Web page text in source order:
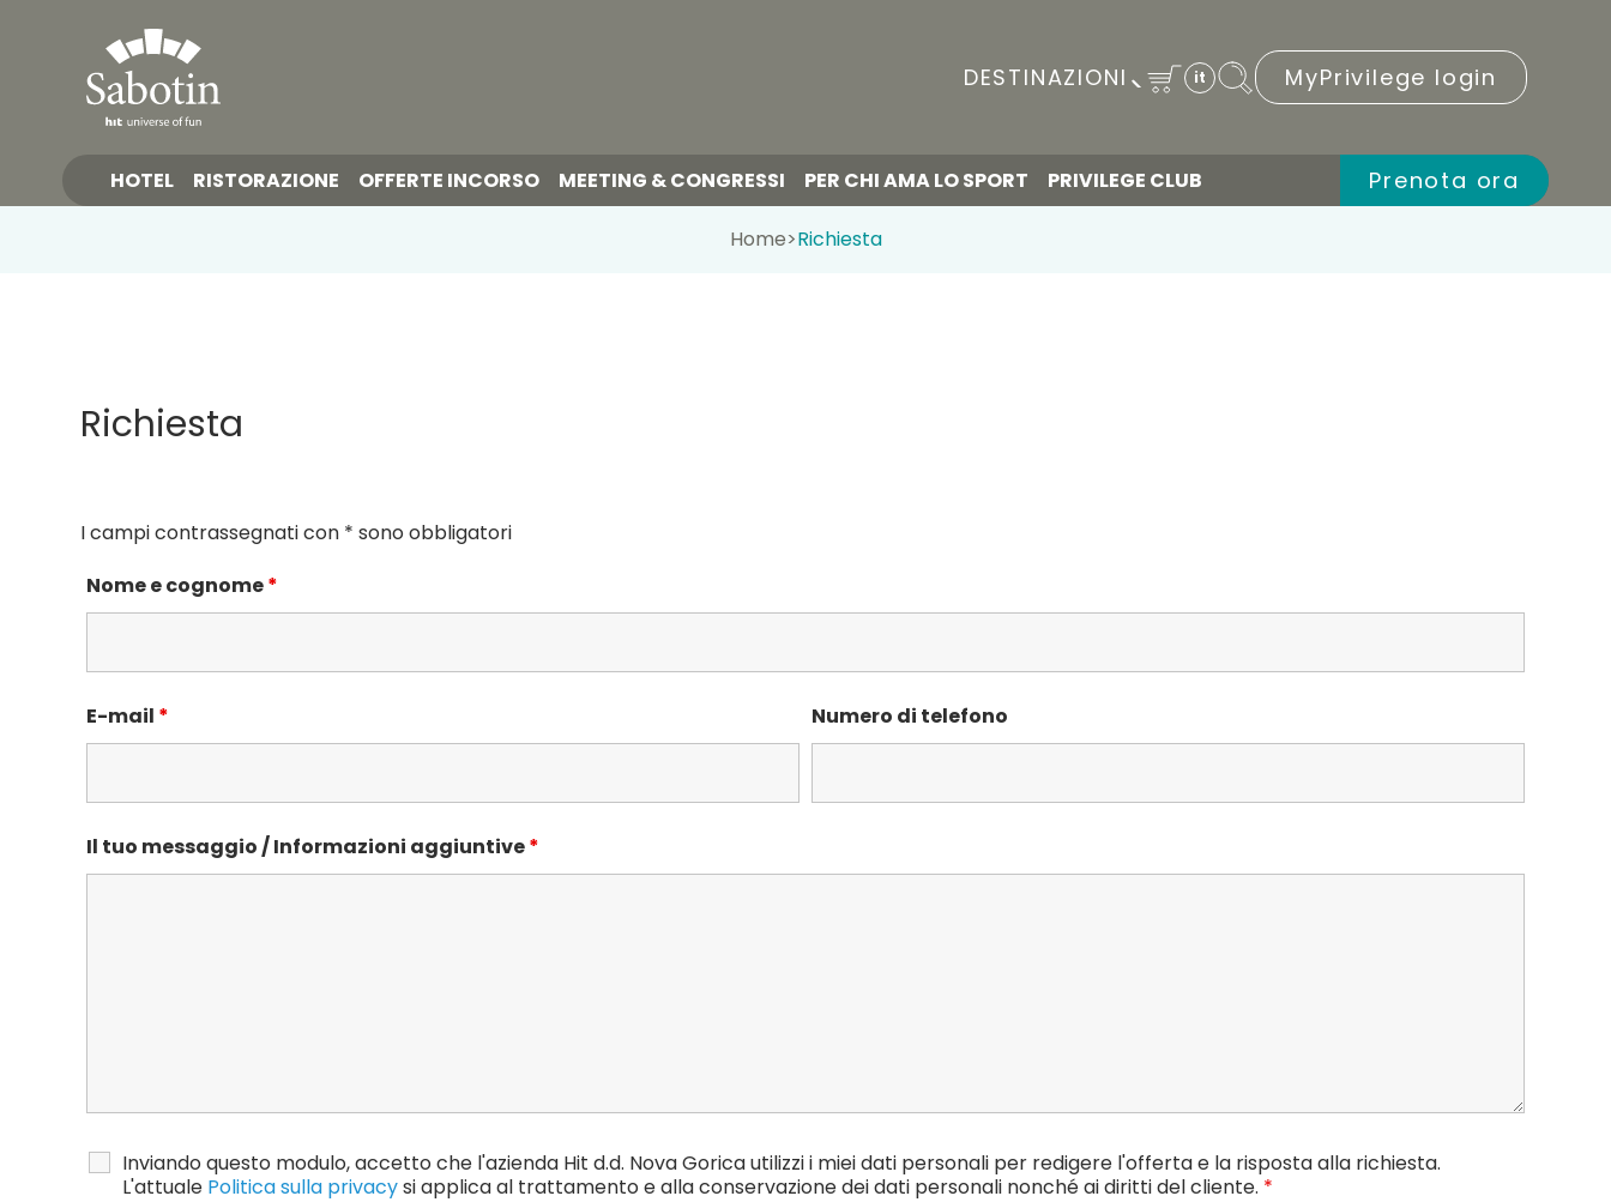
DESTINAZIONI it MyPrivilege login
HOTEL RISTORAZIONE OFFERTE INCORSO MEETING & CONGRESSI PER CHI AMA LO SPORT PRIVILEGE CLUB Prenota ora
Home>Richiesta
Richiesta
I campi contrassegnati con * sono obbligatori
Nome e cognome*
E-mail * Numero di telefono
Il tuo messaggio / Informazioni aggiuntive*
Inviando questo modulo, accetto che l'azienda Hit d.d. Nova Gorica utilizzi i miei dati personali per redigere l'offerta e la risposta alla richiesta.
L'attuale Politica sulla privacysi applica al trattamento e alla conservazione dei dati personali nonché ai diritti del cliente. *